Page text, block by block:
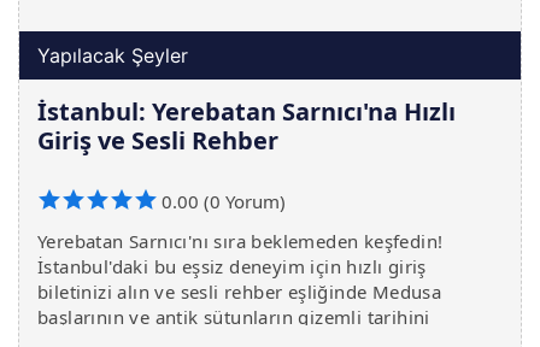
Yapılacak Şeyler
İstanbul: Yerebatan Sarnıcı'na Hızlı
Giriş ve Sesli Rehber
0.00 (0 Yorum)
Yerebatan Sarnıcı'nı sıra beklemeden keşfedin!
İstanbul'daki bu eşsiz deneyim için hızlı giriş
biletinizi alın ve sesli rehber eşliğinde Medusa
başlarının ve antik sütunların gizemli tarihini